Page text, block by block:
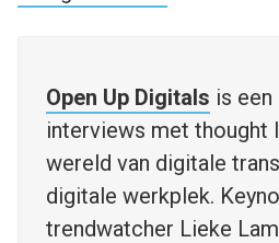
Open Up Digitals is
interviews met thought
wereld van digitale
digitale werkplek.
trendwatcher Lieke